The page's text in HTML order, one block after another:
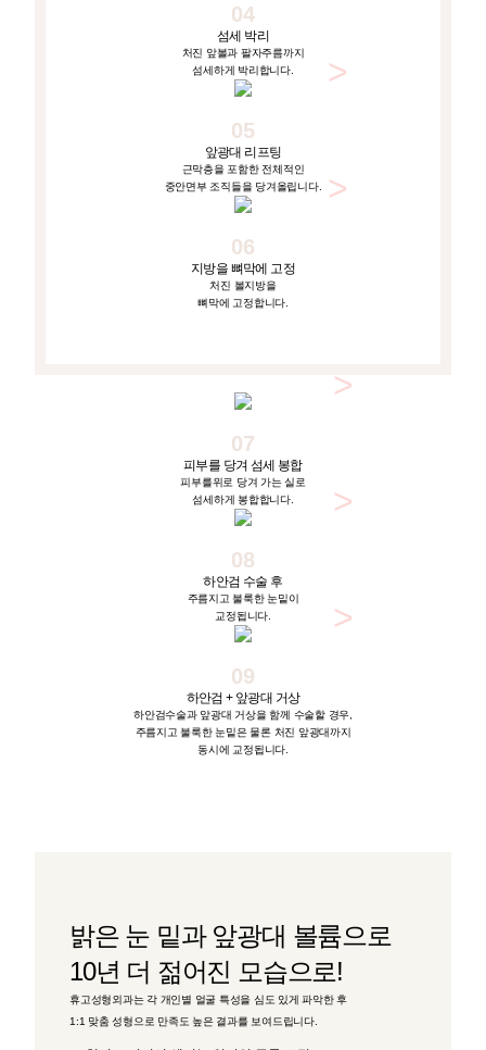
04
섬세 박리
처진 앞볼과 팔자주름까지
섬세하게 박리합니다.
05
앞광대 리프팅
근막층을 포함한 전체적인
중안면부 조직들을 당겨올립니다.
06
지방을 뼈막에 고정
처진 볼지방을
뼈막에 고정합니다.
07
피부를 당겨 섬세 봉합
피부를위로 당겨 가는 실로
섬세하게 봉합합니다.
08
하안검 수술 후
주름지고 불룩한 눈밑이
교정됩니다.
09
하안검 + 앞광대 거상
하안검수술과 앞광대 거상을 함께 수술할 경우,
주름지고 불룩한 눈밑은 물론 처진 앞광대까지
동시에 교정됩니다.
밝은 눈 밑과 앞광대 볼륨으로
10년 더 젊어진 모습으로!
휴고성형외과는 각 개인별 얼굴 특성을 심도 있게 파악한 후
1:1 맞춤 성형으로 만족도 높은 결과를 보여드립니다.